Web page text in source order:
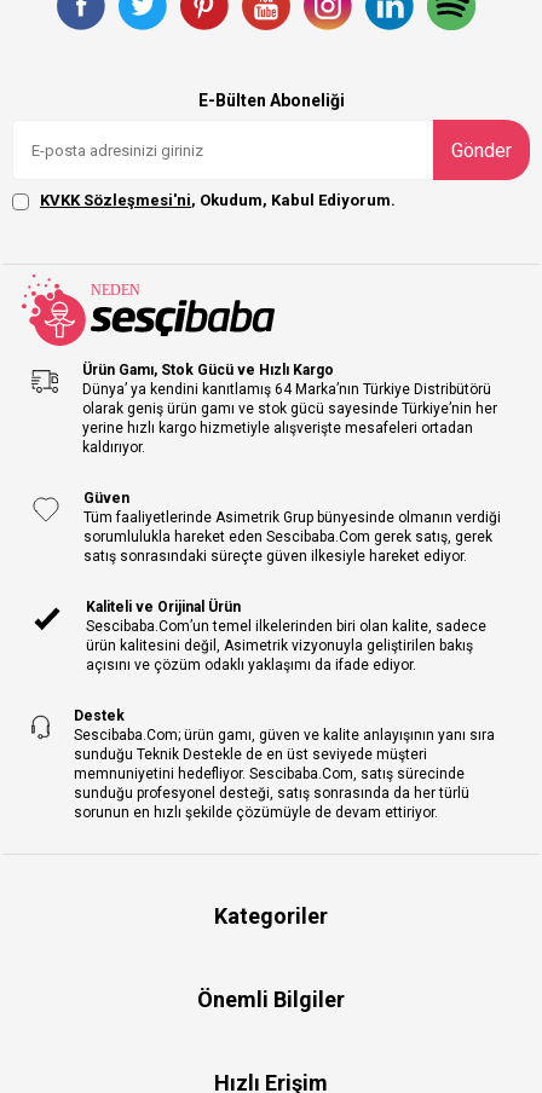
E-Bülten Aboneliği
Gönder
KVKK Sözleşmesi'ni, Okudum, Kabul Ediyorum.
Ürün Gamı, Stok Gücü ve Hızlı Kargo
Dünya’ ya kendini kanıtlamış 64 Marka’nın Türkiye Distribütörü
olarak geniş ürün gamı ve stok gücü sayesinde Türkiye’nin her
yerine hızlı kargo hizmetiyle alışverişte mesafeleri ortadan
kaldırıyor.
Güven
Tüm faaliyetlerinde Asimetrik Grup bünyesinde olmanın verdiği
sorumlulukla hareket eden Sescibaba.Com gerek satış, gerek
satış sonrasındaki süreçte güven ilkesiyle hareket ediyor.
Kaliteli ve Orijinal Ürün
Sescibaba.Com’un temel ilkelerinden biri olan kalite, sadece
ürün kalitesini değil, Asimetrik vizyonuyla geliştirilen bakış
açısını ve çözüm odaklı yaklaşımı da ifade ediyor.
Destek
Sescibaba.Com; ürün gamı, güven ve kalite anlayışının yanı sıra
sunduğu Teknik Destekle de en üst seviyede müşteri
memnuniyetini hedefliyor. Sescibaba.Com, satış sürecinde
sunduğu profesyonel desteği, satış sonrasında da her türlü
sorunun en hızlı şekilde çözümüyle de devam ettiriyor.
Kategoriler
Önemli Bilgiler
Hızlı Erişim